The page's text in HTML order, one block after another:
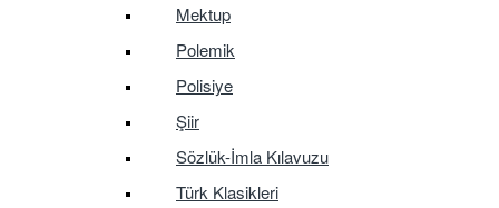
Mektup
Polemik
Polisiye
Şiir
Sözlük-İmla Kılavuzu
Türk Klasikleri